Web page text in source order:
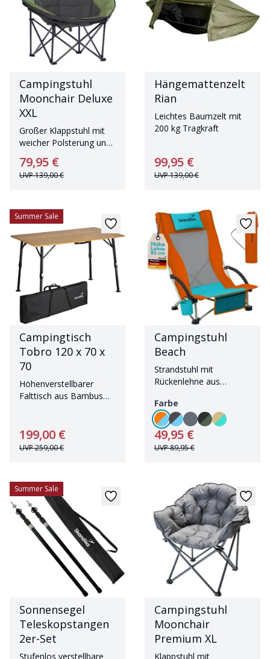
Campingstuhl
Moonchair Deluxe
XXL
Großer Klappstuhl mit
weicher Polsterung und
79,95 €
UVP139,00 €
Hängemattenzelt
Rian
Leichtes Baumzelt mit
200 kg Tragkraft
99,95 €
UVP139,00 €
Summer Sale
Campingtisch
Tobro 120 x 70 x
70
Höhenverstellbarer
Falttisch aus Bambus
199,00 €
UVP259,00 €
Campingstuhl
Beach
Strandstuhl mit
Rückenlehne aus
Farbe
49,95 €
UVP89,95 €
Summer Sale
Sonnensegel
Teleskopstangen
2er-Set
Stufenlos verstellbare
Campingstuhl
Moonchair
Premium XL
Klappstuhl mit